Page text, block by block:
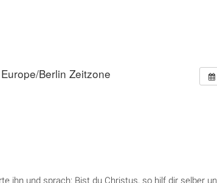
Europe/Berlin Zeitzone
ihn und sprach: Bist du Christus, so hilf dir selber